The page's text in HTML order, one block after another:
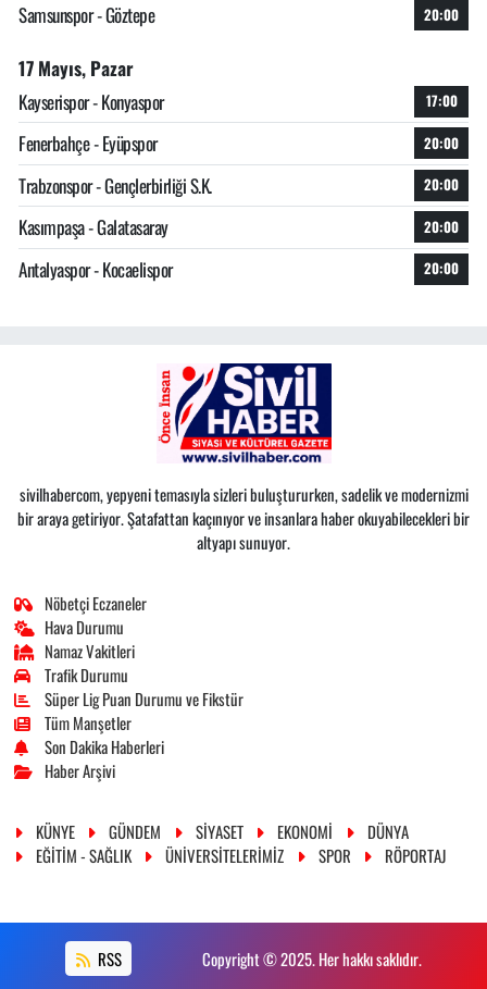
Samsunspor - Göztepe 20:00
17 Mayıs, Pazar
Kayserispor - Konyaspor
17:00
Fenerbahçe - Eyüpspor 20:00
Trabzonspor - Gençlerbirliği S.K. 20:00
Kasımpaşa - Galatasaray 20:00
Antalyaspor - Kocaelispor 20:00
sivilhabercom, yepyeni temasıyla sizleri buluştururken, sadelik ve modernizmi
bir araya getiriyor. Şatafattan kaçınıyor ve insanlara haber okuyabilecekleri bir
altyapı sunuyor.
Nöbetçi Eczaneler
Hava Durumu
Namaz Vakitleri
Trafik Durumu
Süper Lig Puan Durumu ve Fikstür
Tüm Manşetler
Son Dakika Haberleri
Haber Arşivi
KÜNYE GÜNDEM SİYASET EKONOMİ
DÜNYA
EĞİTİM - SAĞLIK
ÜNİVERSİTELERİMİZ SPOR RÖPORTAJ
RSS Copyright © 2025. Her hakkı saklıdır.